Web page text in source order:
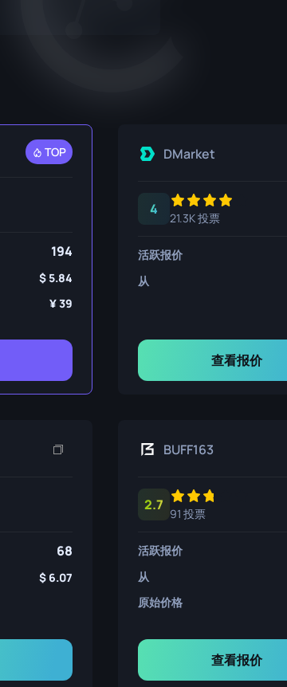
TOP
194
5.84
39
DMarket
4
21.3K 投票
活跃报价
从
查看报价
68
6.07
BUFF163
2.7
91 投票
活跃报价
从
原始价格
查看报价